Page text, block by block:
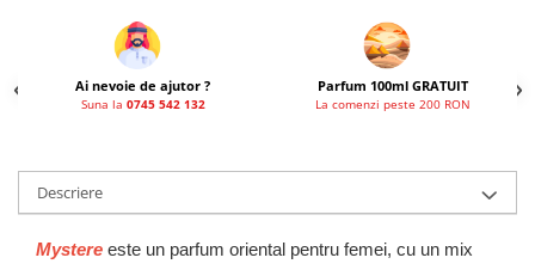
Ai nevoie de ajutor ?
Suna la 0745 542 132
Parfum 100ml GRATUIT
La comenzi peste 200 RON
Descriere
Mystere este un parfum oriental pentru femei, cu un mix